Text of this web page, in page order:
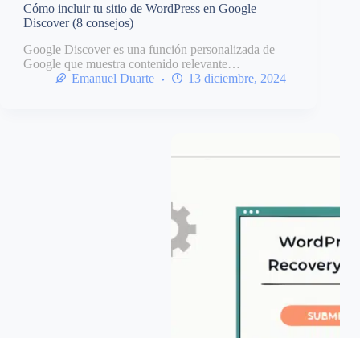
Cómo incluir tu sitio de WordPress en Google
Discover (8 consejos)
Google Discover es una función personalizada de
Google que muestra contenido relevante…
Emanuel Duarte
13 diciembre, 2024